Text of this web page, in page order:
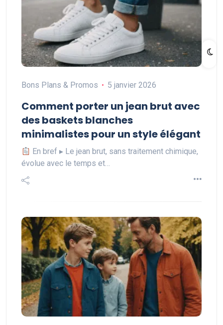
Bons Plans & Promos 5 janvier 2026
Comment porter un jean brut avec
des baskets blanches
minimalistes pour un style élégant
En bref ▸ Le jean brut, sans traitement chimique,
évolue avec le temps et…